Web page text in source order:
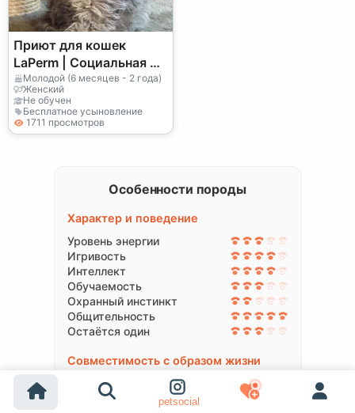
petsocial
Приют для кошек
LaPerm | Социальная и
умная кошка
Молодой (6 месяцев - 2 года)
Женский
Не обучен
Бесплатное усыновление
1711 просмотров
Особенности породы
Характер и поведение
Уровень энергии
Игривость
Интеллект
Обучаемость
Охранный инстинкт
Общительность
Остаётся один
Совместимость с образом жизни
Подходит для квартиры
Отношение к детям